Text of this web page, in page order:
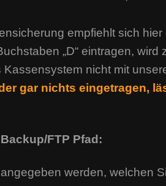
empfiehlt sich hier
„D“ eintragen,
nicht mit
gar nichts eingetragen,
FTP Pfad:
werden, welchen